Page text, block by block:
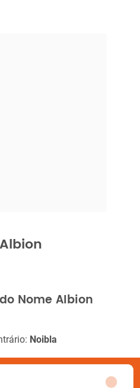
Nome Albion
Noibla